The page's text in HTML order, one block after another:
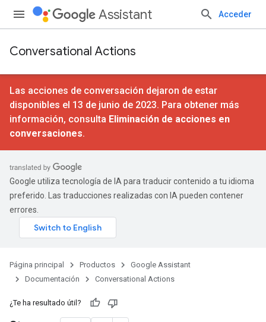
Assistant Acceder
Conversational Actions
Las acciones de conversación dejaron de estar
disponibles el 13 de junio de 2023. Para obtener más
información, consulta Eliminación de acciones en
conversaciones.
Google utiliza tecnología de IA para traducir contenido a tu idioma
preferido. Las traducciones realizadas con IA pueden contener
errores.
Página principal Productos
Google Assistant
Documentación
Conversational Actions
¿Te ha resultado útil?